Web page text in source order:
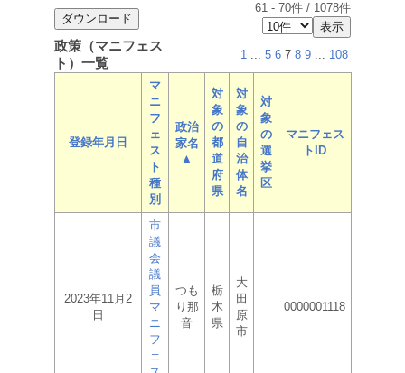
61 - 70件 / 1078件
政策（マニフェス
ト）一覧
1 ... 5 6 7 8 9 ... 108
登録年月日
マ
ニ
フ
ェ
ス
ト
種
別
政治
家名
▲
対
象
の
都
道
府
県
対
象
の
自
治
体
名
対
象
の
選
挙
区
マニフェス
トID
2023年11月2
日
市
議
会
議
員
マ
ニ
フ
ェ
つも
り那
音
栃
木
県
大
田
原
市
0000001118